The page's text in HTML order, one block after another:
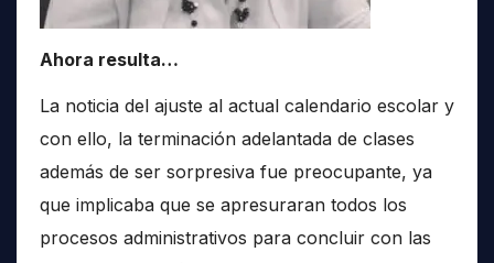
Ahora resulta…
La noticia del ajuste al actual calendario escolar y
con ello, la terminación adelantada de clases
además de ser sorpresiva fue preocupante, ya
que implicaba que se apresuraran todos los
procesos administrativos para concluir con las